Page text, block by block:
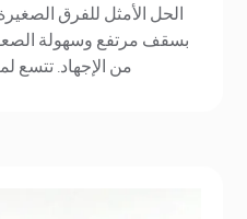
الحل الأمثل للفرق
بسقف مرتفع وسهولة
من الإجهاد. تتسع لما